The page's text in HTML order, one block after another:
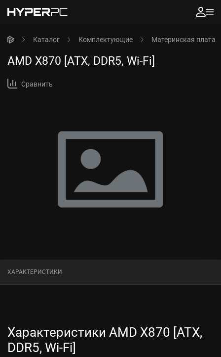
Каталог Комплектующие Материнская плата
AMD X870 [ATX, DDR5, Wi-Fi]
Сравнить
ХАРАКТЕРИСТИКИ
Характеристики AMD X870 [ATX,
DDR5, Wi-Fi]